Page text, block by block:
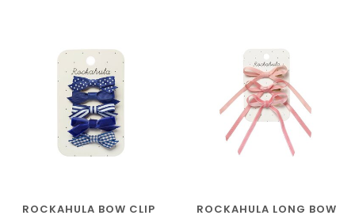
ROCKAHULA BOW CLIP
ROCKAHULA LONG BOW